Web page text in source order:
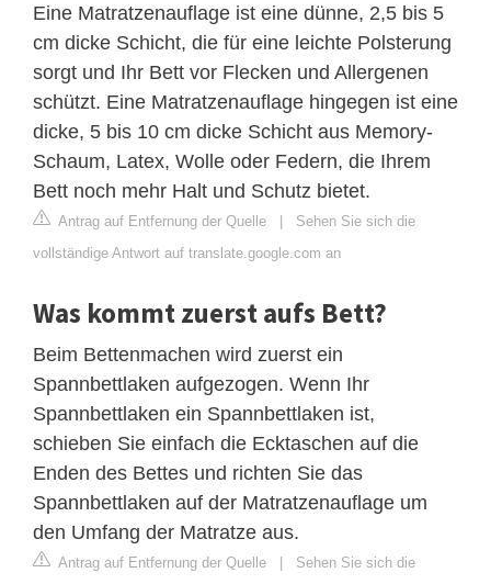
Eine Matratzenauflage ist eine dünne, 2,5 bis 5
cm dicke Schicht, die für eine leichte Polsterung
sorgt und Ihr Bett vor Flecken und Allergenen
schützt. Eine Matratzenauflage hingegen ist eine
dicke, 5 bis 10 cm dicke Schicht aus Memory-
Schaum, Latex, Wolle oder Federn, die Ihrem
Bett noch mehr Halt und Schutz bietet.
Antrag auf Entfernung der Quelle | Sehen Sie sich die
vollständige Antwort auf translate.google.com an
Was kommt zuerst aufs Bett?
Beim Bettenmachen wird zuerst ein
Spannbettlaken aufgezogen. Wenn Ihr
Spannbettlaken ein Spannbettlaken ist,
schieben Sie einfach die Ecktaschen auf die
Enden des Bettes und richten Sie das
Spannbettlaken auf der Matratzenauflage um
den Umfang der Matratze aus.
Antrag auf Entfernung der Quelle | Sehen Sie sich die